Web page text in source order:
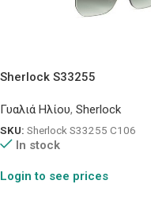
Sherlock S33255
Γυαλιά Ηλίου, Sherlock
SKU: Sherlock S33255 C106
In stock
Login to see prices